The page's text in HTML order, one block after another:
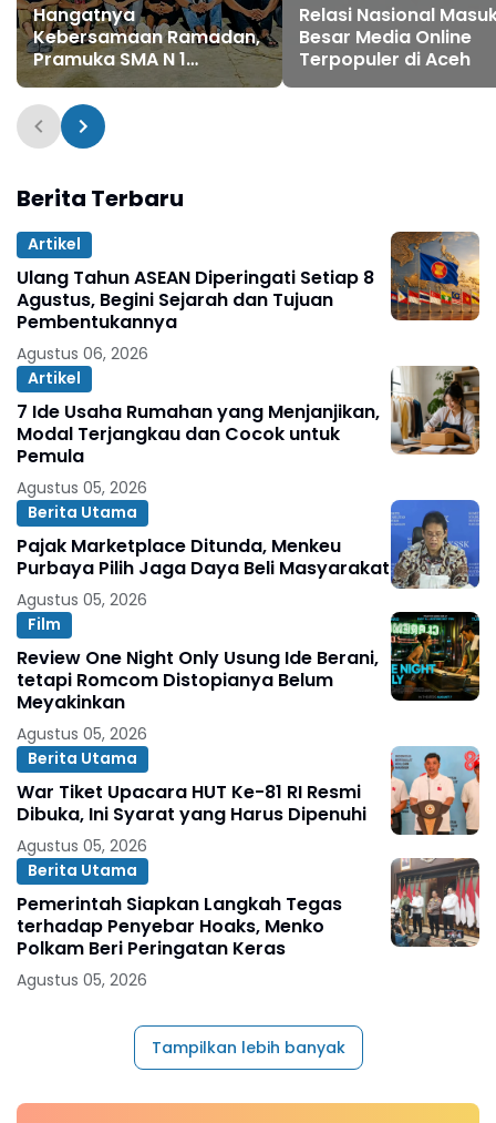
Hangatnya
Kebersamaan Ramadan,
Pramuka SMA N 1
Seunuddon Gelar Buka
Puasa Bersama
Relasi Nasional
Besar Media Online
Terpopuler di Aceh
Berita Terbaru
Artikel
Ulang Tahun ASEAN Diperingati Setiap 8
Agustus, Begini Sejarah dan Tujuan
Pembentukannya
Agustus 06, 2026
Artikel
7 Ide Usaha Rumahan yang Menjanjikan,
Modal Terjangkau dan Cocok untuk
Pemula
Agustus 05, 2026
Berita Utama
Pajak Marketplace Ditunda, Menkeu
Purbaya Pilih Jaga Daya Beli Masyarakat
Agustus 05, 2026
Film
Review One Night Only Usung Ide Berani,
tetapi Romcom Distopianya Belum
Meyakinkan
Agustus 05, 2026
Berita Utama
War Tiket Upacara HUT Ke-81 RI Resmi
Dibuka, Ini Syarat yang Harus Dipenuhi
Agustus 05, 2026
Berita Utama
Pemerintah Siapkan Langkah Tegas
terhadap Penyebar Hoaks, Menko
Polkam Beri Peringatan Keras
Agustus 05, 2026
Tampilkan lebih banyak